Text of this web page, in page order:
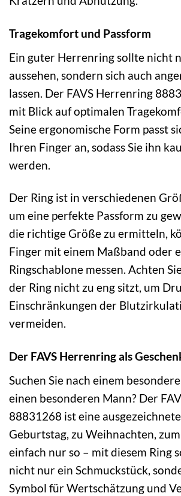
Tragekomfort und Passform
Ein guter Herrenring sollte nicht
aussehen, sondern sich auch
lassen. Der FAVS Herrenring
mit Blick auf optimalen
Seine ergonomische Form passt
Ihren Finger an, sodass Sie ihn
werden.
Der Ring ist in verschiedenen
um eine perfekte Passform zu
die richtige Größe zu ermitteln,
Finger mit einem Maßband oder
Ringschablone messen. Achten
der Ring nicht zu eng sitzt, um
Einschränkungen der
vermeiden.
Der FAVS Herrenring als
Suchen Sie nach einem
einen besonderen Mann? Der
88831268 ist eine
Geburtstag, zu Weihnachten,
einfach nur so – mit diesem Ring
nicht nur ein Schmuckstück,
Symbol für Wertschätzung und